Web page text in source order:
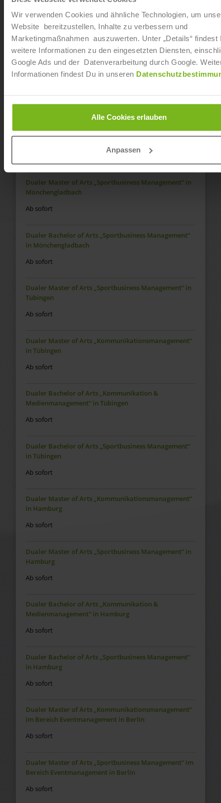
Wir verwenden Cookies und ähnliche Technologien, um
Website bereitzustellen, Inhalte zu verbessern und
Marketingmaßnahmen auszuwerten. Unter „Details“ findest
weitere Informationen zu den eingesetzten Diensten,
Google Ads und der Datenverarbeitung durch Google.
Informationen findest Du in unseren
Alle Cookies erlauben
Anpassen
Dualer Bachelor of Arts „Sportbusiness Management“
in Köln
Ab sofort
Dualer Bachelor of Arts „Kommunikation &
Ab sofort
Dualer Master of Arts „Kommunikationsmanagement“
in Mönchengladbach
Dualer Master of Arts „Sportbusiness Management“ in
Mönchengladbach
Ab sofort
Dualer Bachelor of Arts „Sportbusiness Management“
in Mönchengladbach
Ab sofort
Dualer Master of Arts „Sportbusiness Management“ in
Tübingen
Ab sofort
Dualer Master of Arts „Kommunikationsmanagement“
in Tübingen
Ab sofort
Dualer Bachelor of Arts „Kommunikation &
Medienmanagement“ in Tübingen
Ab sofort
Dualer Bachelor of Arts „Sportbusiness Management“
in Tübingen
Ab sofort
Dualer Master of Arts „Kommunikationsmanagement“
in Hamburg
Ab sofort
Dualer Master of Arts „Sportbusiness Management“ in
Hamburg
Ab sofort
Dualer Bachelor of Arts „Kommunikation &
Medienmanagement“ in Hamburg
Ab sofort
Dualer Bachelor of Arts „Sportbusiness Management“
in Hamburg
Ab sofort
Dualer Master of Arts „Kommunikationsmanagement“
im Bereich Eventmanagement in Berlin
Ab sofort
Dualer Master of Arts „Sportbusiness Management“ im
Bereich Eventmanagement in Berlin
Ab sofort